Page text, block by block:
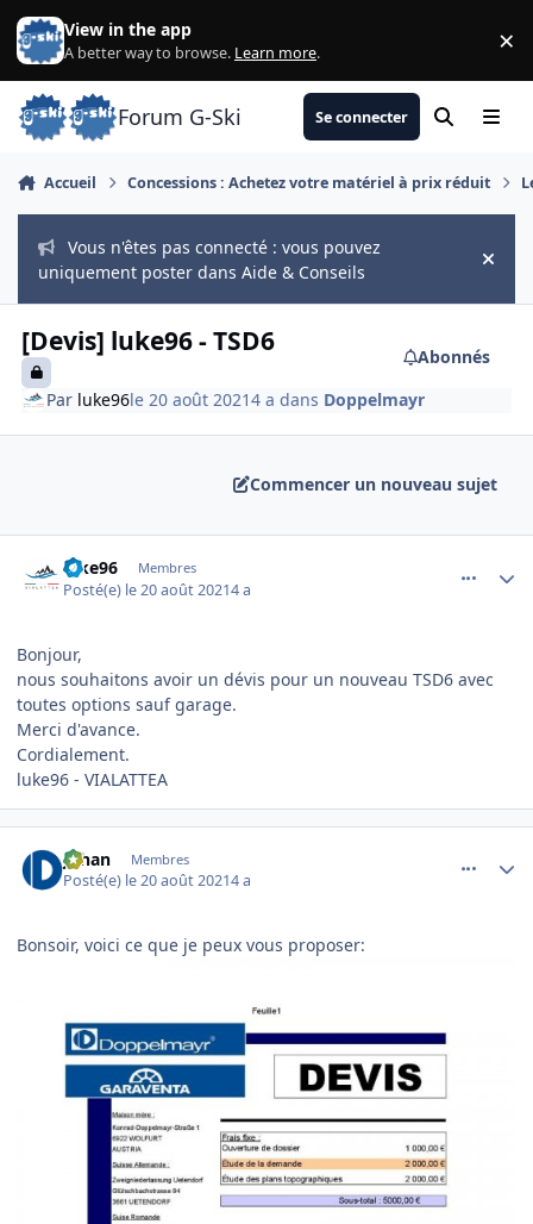
Aller au contenu
View in the app
A better way to browse. Learn more. ×
Forum G-Ski Se connecter Rechercher
Menu
Accueil Concessions : Achetez votre matériel à prix réduit
Vous n'êtes pas connecté : vous pouvez
uniquement poster dans Aide & Conseils
Hide
[Devis] luke96 - TSD6
Abonnés
Par luke96le 20 août 20214 a dans Doppelmayr
Commencer un nouveau sujet
luke96 Membres
Posté(e) le 20 août 20214 a
Bonjour,
nous souhaitons avoir un dévis pour un nouveau TSD6 avec
toutes options sauf garage.
Merci d'avance.
Cordialement.
luke96 - VIALATTEA
Johan Membres
Posté(e) le 20 août 20214 a
Bonsoir, voici ce que je peux vous proposer: